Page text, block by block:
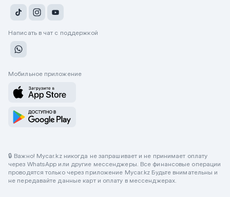
Написать в чат с поддержкой
Мобильное приложение
🔒 Важно! Mycar.kz никогда не запрашивает и не принимает оплату
через WhatsApp или другие мессенджеры. Все финансовые операции
проводятся только через приложение Mycar.kz Будьте внимательны и
не передавайте данные карт и оплату в мессенджерах.